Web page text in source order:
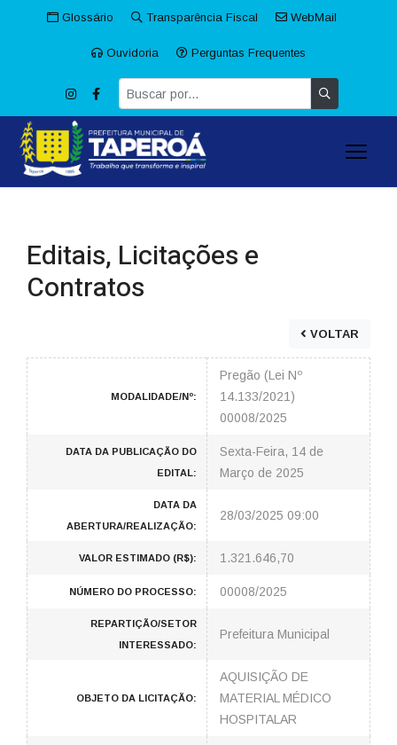
Glossário Transparência Fiscal WebMail
Ouvidoria Perguntas Frequentes
Editais, Licitações e
Contratos
VOLTAR
MODALIDADE/Nº:
Pregão (Lei Nº
14.133/2021)
00008/2025
DATA DA PUBLICAÇÃO DO
EDITAL:
Sexta-Feira, 14 de
Março de 2025
DATA DA
ABERTURA/REALIZAÇÃO:
28/03/2025 09:00
VALOR ESTIMADO (R$): 1.321.646,70
NÚMERO DO PROCESSO: 00008/2025
REPARTIÇÃO/SETOR
INTERESSADO:
Prefeitura Municipal
OBJETO DA LICITAÇÃO:
AQUISIÇÃO DE
MATERIAL MÉDICO
HOSPITALAR